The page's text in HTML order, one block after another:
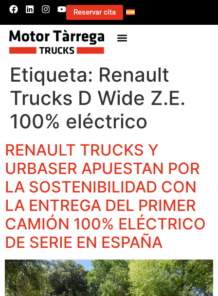
Reservar cita
Etiqueta: Renault
Trucks D Wide Z.E.
100% eléctrico
RENAULT TRUCKS Y
URBASER APUESTAN POR
LA SOSTENIBILIDAD CON
LA ENTREGA DEL PRIMER
CAMIÓN 100% ELÉCTRICO
DE SERIE EN ESPAÑA